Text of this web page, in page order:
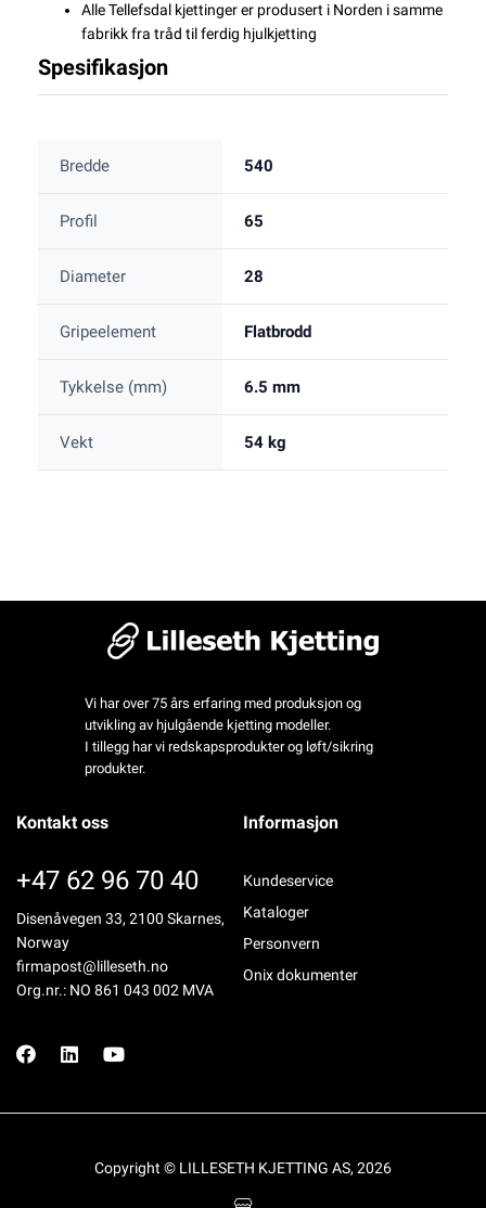
Alle Tellefsdal kjettinger er produsert i Norden i samme
fabrikk fra tråd til ferdig hjulkjetting
Spesifikasjon
Bredde 540
Profil 65
Diameter 28
Gripeelement Flatbrodd
Tykkelse (mm) 6.5 mm
Vekt 54 kg
Vi har over 75 års erfaring med produksjon og
utvikling av hjulgående kjetting modeller.
I tillegg har vi redskapsprodukter og løft/sikring
produkter.
Kontakt oss
+47 62 96 70 40
Disenåvegen 33, 2100 Skarnes,
Norway
firmapost@lilleseth.no
Org.nr.: NO 861 043 002 MVA
Informasjon
Kundeservice
Kataloger
Personvern
Onix dokumenter
Copyright © LILLESETH KJETTING AS, 2026